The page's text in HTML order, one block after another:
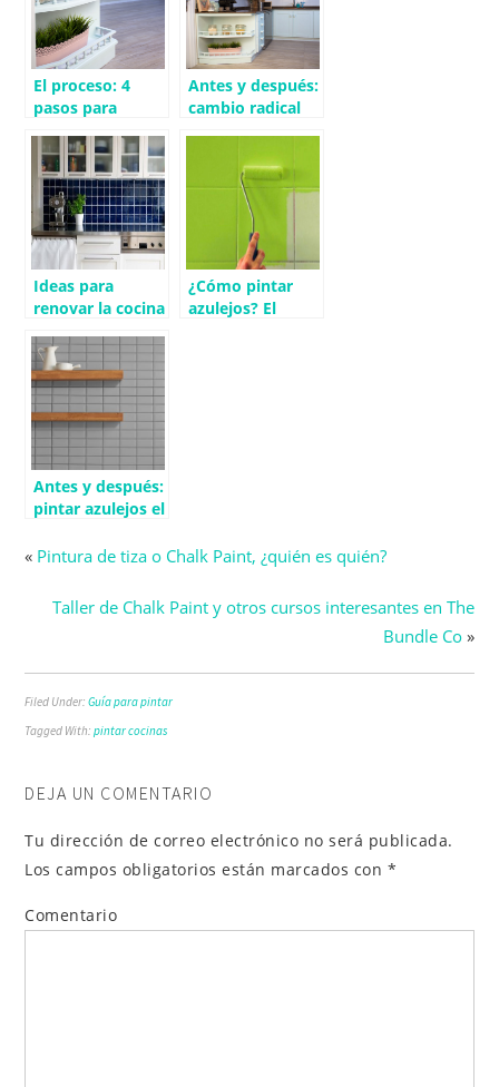
El proceso: 4
pasos para
muebles de tu
cocina
Antes y después:
cambio radical
Ideas para
renovar la cocina
¿Cómo pintar
azulejos? El
Antes y después:
pintar azulejos el
esmalte
« Pintura de tiza o Chalk Paint, ¿quién es quién?
Taller de Chalk Paint y otros cursos interesantes en The
Bundle Co»
Filed Under:Guía para pintar
Tagged With:pintar cocinas
DEJA UN COMENTARIO
Tu dirección de correo electrónico no será publicada.
Los campos obligatorios están marcados con *
Comentario